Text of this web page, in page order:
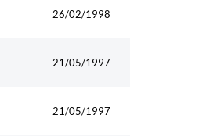
26/02/1998
21/05/1997
21/05/1997